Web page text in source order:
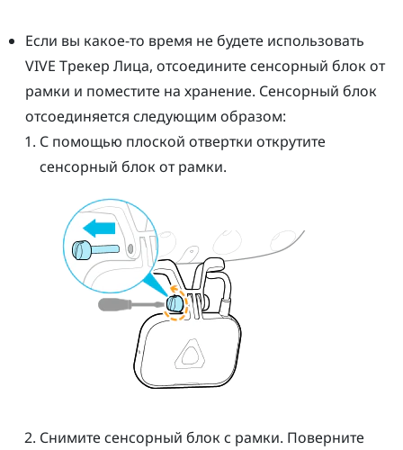
Если вы какое-то время не будете использовать
VIVE Трекер Лица, отсоедините сенсорный блок от
рамки и поместите на хранение. Сенсорный блок
отсоединяется следующим образом:
С помощью плоской отвертки открутите
сенсорный блок от рамки.
Снимите сенсорный блок с рамки. Поверните